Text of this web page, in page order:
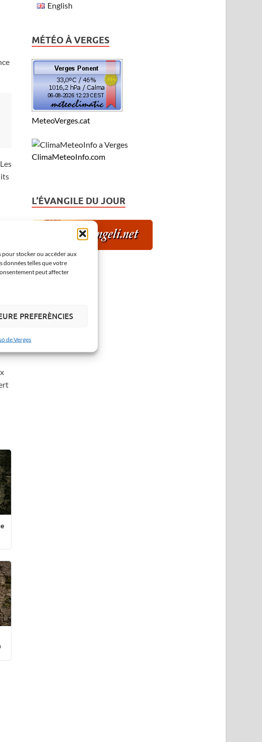
pour stocker ou accéder aux
données telles que votre
peut affecter
PREFERÈNCIES
de Verges
English
MÉTÉO À VERGES
MeteoVerges.cat
ClimaMeteoInfo.com
L’ÉVANGILE DU JOUR